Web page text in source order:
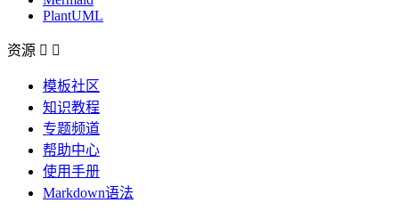
PlantUML
资源  
模板社区
知识教程
专题频道
帮助中心
使用手册
Markdown语法